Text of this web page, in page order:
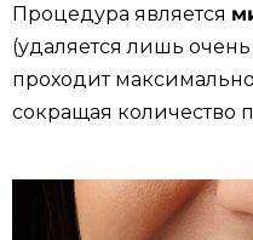
Процедура является
(удаляется лишь
проходит
сокращая количество